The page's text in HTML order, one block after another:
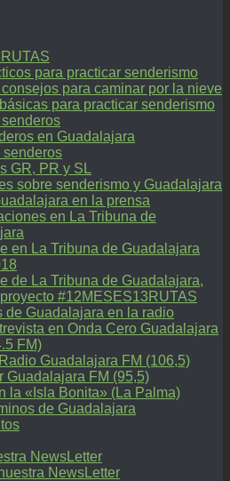
para practicar senderismo
para caminar por la nieve
para practicar senderismo
en Guadalajara
senderos
GR, PR y SL
sobre senderismo y Guadalajara
en la prensa
en La Tribuna de
en La Tribuna de Guadalajara
de La Tribuna de Guadalajara,
#12MESES13RUTAS
de Guadalajara en la radio
en Onda Cero Guadalajara
FM)
Guadalajara FM (106,5)
Guadalajara FM (95,5)
la «Isla Bonita» (La Palma)
de Guadalajara
NewsLetter
NewsLetter